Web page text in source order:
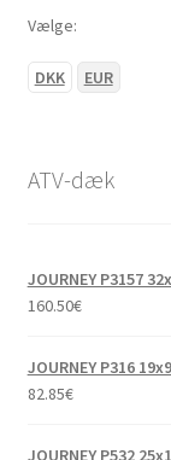
Vælge:
DKK EUR
ATV-dæk
JOURNEY P3157
160.50€
JOURNEY P316
82.85€
JOURNEY P532